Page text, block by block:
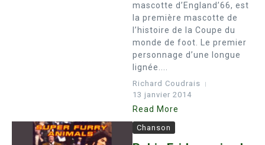
mascotte d’England’66, est
la première mascotte de
l’histoire de la Coupe du
monde de foot. Le premier
personnage d’une longue
lignée....
Richard Coudrais
13 janvier 2014
Read More
Chanson